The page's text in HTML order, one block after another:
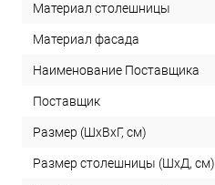
Материал столешницы
Материал фасада
Наименование Поставщика
Поставщик
Размер (ШхВхГ, см)
Размер столешницы (ШхД, см)